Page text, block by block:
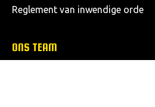
Reglement van inwendige orde
ONS TEAM